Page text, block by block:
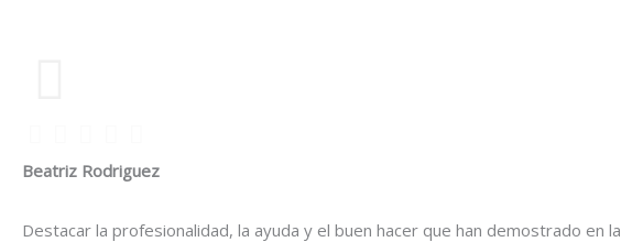
Beatriz Rodriguez
Destacar la profesionalidad, la ayuda y el buen hacer que han demostrado en la